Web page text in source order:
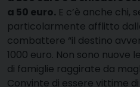
a 50 euro. E c’è anche chi,
particolarmente afflitto
combattere “il destino
1000 euro. Non sono nuove
di famiglie raggirate da
Convinte di essere vittime